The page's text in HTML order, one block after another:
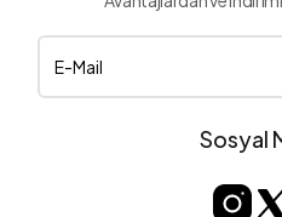
Sosyal